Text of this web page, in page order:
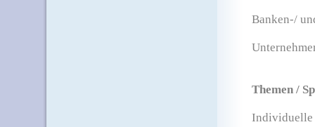
Banken-/
Themen /
Individuelle